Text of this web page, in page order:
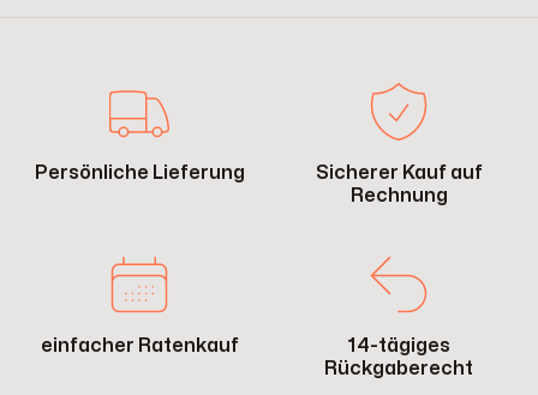
Persönliche Lieferung
Sicherer Kauf auf
Rechnung
einfacher Ratenkauf
14-tägiges
Rückgaberecht